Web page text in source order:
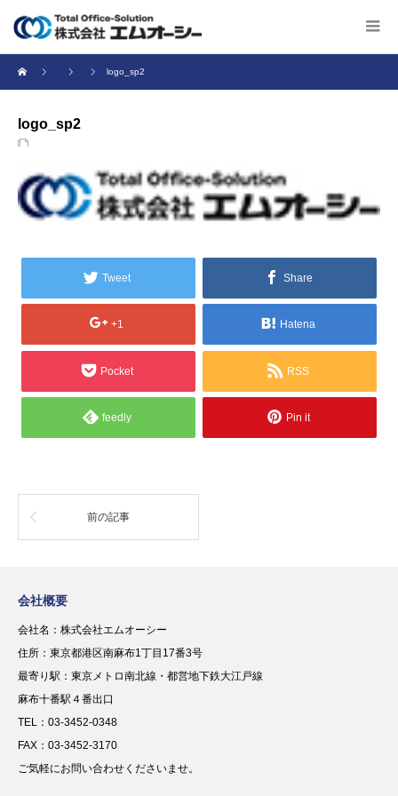
logo_sp2
logo_sp2
Tweet Share
+1 Hatena
Pocket RSS
feedly Pin it
前の記事
会社概要
会社名：株式会社エムオーシー
住所：東京都港区南麻布1丁目17番3号
最寄り駅：東京メトロ南北線・都営地下鉄大江戸線
麻布十番駅４番出口
TEL：03-3452-0348
FAX：03-3452-3170
ご気軽にお問い合わせくださいませ。